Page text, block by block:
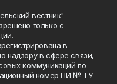
вестник"
только с
в
надзору в сфере связи,
коммуникаций по
номер ПИ № ТУ